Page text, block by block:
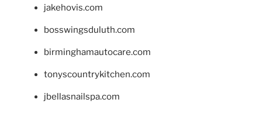
jakehovis.com
bosswingsduluth.com
birminghamautocare.com
tonyscountrykitchen.com
jbellasnailspa.com